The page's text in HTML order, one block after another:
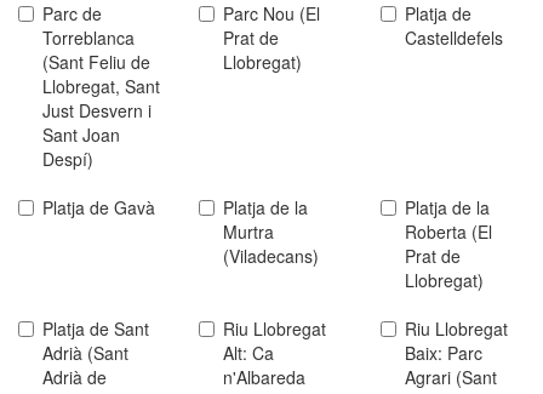
Parc de
Torreblanca
(Sant Feliu de
Llobregat, Sant
Just Desvern i
Sant Joan
Despí)
Parc Nou (El
Prat de
Llobregat)
Platja de
Castelldefels
Platja de Gavà
Platja de la
Murtra
(Viladecans)
Platja de la
Roberta (El
Prat de
Llobregat)
Platja de Sant
Adrià (Sant
Adrià de
Riu Llobregat
Alt: Ca
n'Albareda
Riu Llobregat
Baix: Parc
Agrari (Sant